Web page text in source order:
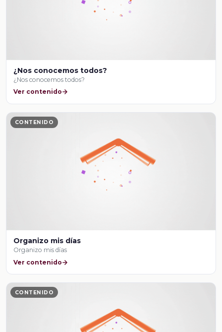
¿Nos conocemos todos?
¿Nos conocemos todos?
Ver contenido
CONTENIDO
Organizo mis días
Organizo mis días
Ver contenido
CONTENIDO